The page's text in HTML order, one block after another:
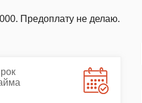
Предоплату не делаю.